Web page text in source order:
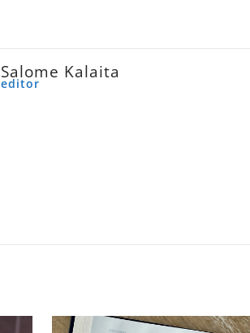
Salome Kalaita
editor